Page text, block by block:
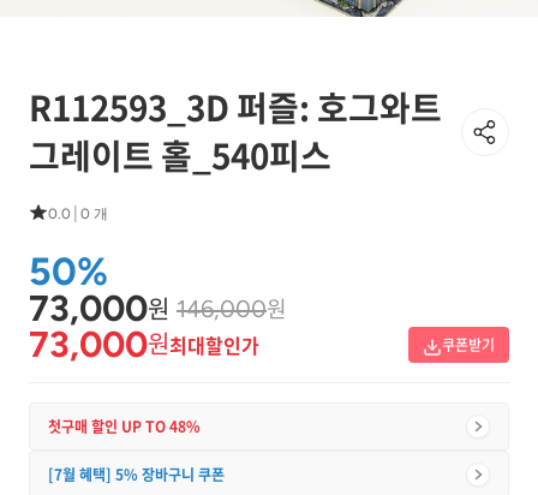
R112593_3D 퍼즐: 호그와트
그레이트 홀_540피스
0.0 0 개
50%
73,000원 146,000원
73,000원최대할인가 쿠폰받기
첫구매 할인 UP TO 48%
[7월 혜택] 5% 장바구니 쿠폰